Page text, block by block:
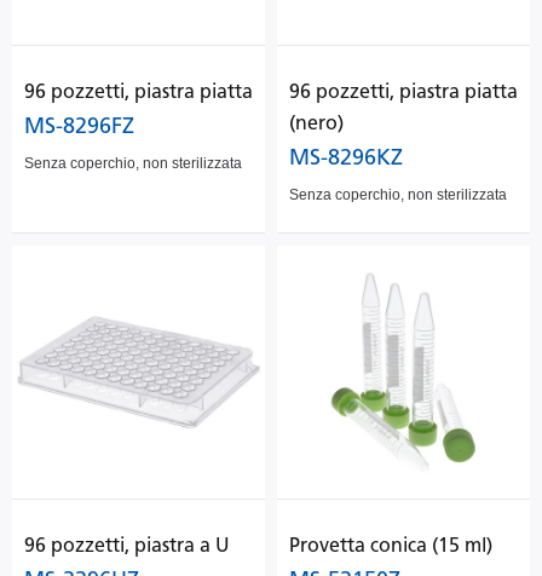
96 pozzetti, piastra piatta
MS-8296FZ
Senza coperchio, non sterilizzata
96 pozzetti, piastra piatta
(nero)
MS-8296KZ
Senza coperchio, non sterilizzata
96 pozzetti, piastra a U Provetta conica (15 ml)